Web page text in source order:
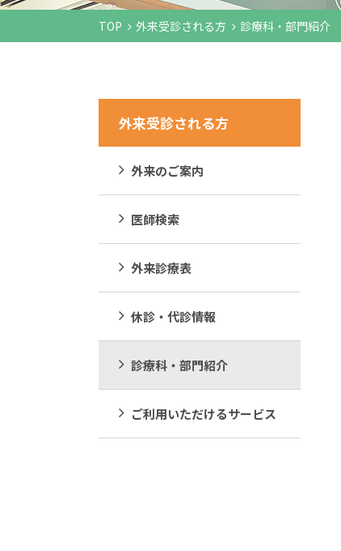
TOP 外来受診される方 診療科・部門紹介
外来受診される方
外来のご案内
医師検索
外来診療表
休診・代診情報
診療科・部門紹介
ご利用いただけるサービス